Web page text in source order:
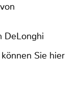
DeLonghi
Sie hier